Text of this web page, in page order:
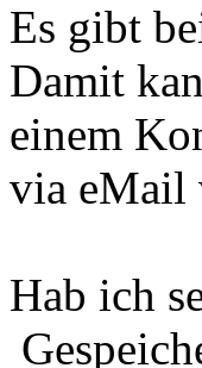
Es gibt
Damit
einem
via eMail
Hab ich